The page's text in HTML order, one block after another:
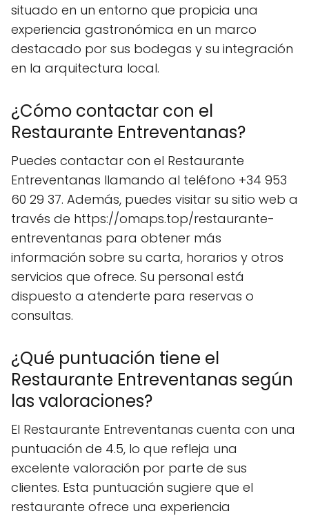
situado en un entorno que propicia una
experiencia gastronómica en un marco
destacado por sus bodegas y su integración
en la arquitectura local.
¿Cómo contactar con el
Restaurante Entreventanas?
Puedes contactar con el Restaurante
Entreventanas llamando al teléfono +34 953
60 29 37. Además, puedes visitar su sitio web a
través de https://omaps.top/restaurante-
entreventanas para obtener más
información sobre su carta, horarios y otros
servicios que ofrece. Su personal está
dispuesto a atenderte para reservas o
consultas.
¿Qué puntuación tiene el
Restaurante Entreventanas según
las valoraciones?
El Restaurante Entreventanas cuenta con una
puntuación de 4.5, lo que refleja una
excelente valoración por parte de sus
clientes. Esta puntuación sugiere que el
restaurante ofrece una experiencia